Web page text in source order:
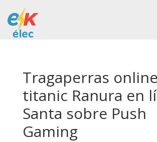
Tragaperras
titanic Ranura en
Santa sobre Push
Gaming